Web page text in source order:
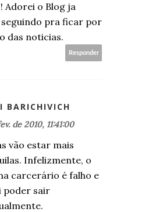
Adorei o Blog ja
pra ficar por
das noticias.
Responder
BARICHIVICH
de 2010, 11:41:00
vão estar mais
Infelizmente, o
carcerário é falho e
poder sair